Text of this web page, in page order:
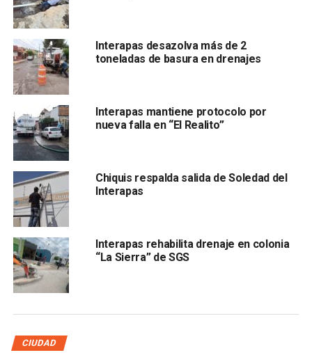
El organismo
aguay actualizando la información a través de sus
canales oficiales.
El proceso de
entre 24 y 48 horas,
Interapas desazolva más de 2
toneladas de basura en drenajes
Interapas mantiene protocolo por
nueva falla en “El Realito”
Chiquis respalda salida de Soledad del
Interapas
Interapas rehabilita drenaje en colonia
“La Sierra” de SGS
CIUDAD